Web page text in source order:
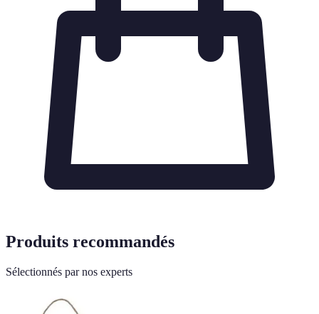
Produits recommandés
Sélectionnés par nos experts